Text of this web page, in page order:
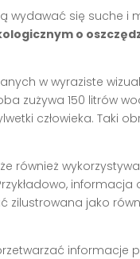
się suche i
o
w wyraziste
zużywa 150 litrów
człowieka. Taki
również
zilustrowana jako
informacje